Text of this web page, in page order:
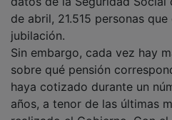
de abril, 21.515 personas
jubilación.
Sin embargo, cada vez hay
sobre qué pensión
haya cotizado durante un
años, a tenor de las últimas
realizado el Gobierno. Con el